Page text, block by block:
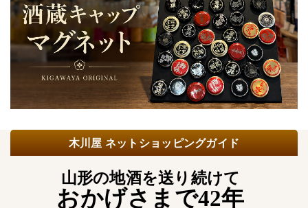
木川屋 ネットショッピングガイド
山形の地酒を送り続けて
おかげさまで42年